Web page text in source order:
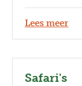
Lees meer
Safari's